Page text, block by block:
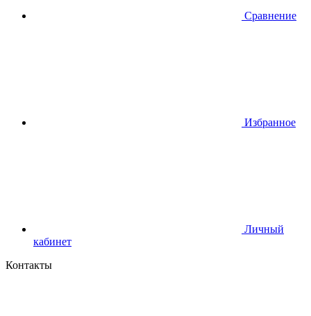
Сравнение
Избранное
Личный
кабинет
Контакты